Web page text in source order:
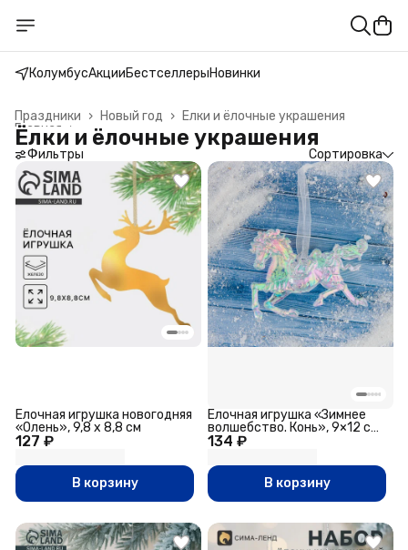
КолумбусАкцииБестселлерыНовинки
Ёлки и ёлочные украшения
Новый год ›
Праздники ›
Главная ›
Ёлки и ёлочные украшения
Фильтры Сортировка
127 ₽
Ёлочная игрушка новогодняя
«Олень», 9,8 х 8,8 см
В корзину
134 ₽
Ёлочная игрушка «Зимнее
волшебство. Конь», 9×12 см,
прозрачный перелив
В корзину